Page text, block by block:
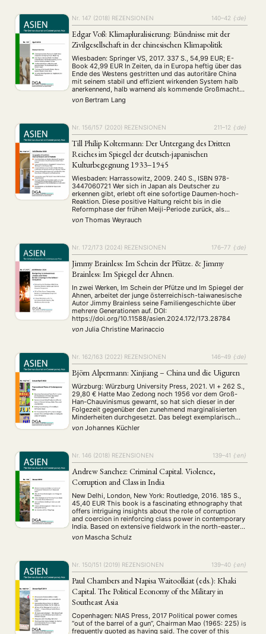
Nr. 147 (2018) REZENSIONEN 140–42 {:de}
Edgar Voß: Klimapluralisierung: Bündnisse mit der
Zivilgesellschaft in der chinesischen Klimapolitik
Wiesbaden: Springer VS, 2017. 337 S., 54,99 EUR; E-
Book 42,99 EUR In Zeiten, da in Europa heftig über das
Ende des Westens gestritten und das autoritäre China
mit seinem stabil und effizient wirkenden System halb
anerkennend, halb warnend als kommende Großmacht
des 21. Jahrhunderts betrachtet wird, hinterfragt Edgar
Voß am Fallbeispiel der Klimapolitik auf interessante …
von Bertram Lang
Nr. 156/157 (2020) REZENSIONEN 211–12 {:de}
Till Philip Koltermann: Der Untergang des Dritten
Reiches im Spiegel der deutsch-japanischen
Kulturbegegnung 1933–1945
Wiesbaden: Harrassowitz, 2009. 240 S., ISBN 978-
3447060721 Wer sich in Japan als Deutscher zu
erkennen gibt, erlebt oft eine sofortige Daumen-hoch-
Reaktion. Diese positive Haltung reicht bis in die
Reformphase der frühen Meiji-Periode zurück, als
Japans Modernisierung das Vorbild Deutschland
entdeckt hatte, und erlebte in der Phase des Anti-
von Thomas Weyrauch
Nr. 172/173 (2024) REZENSIONEN 176–77 {:de}
Jimmy Brainless: Im Schein der Pfütze. & Jimmy
Brainless: Im Spiegel der Ahnen.
In zwei Werken, Im Schein der Pfütze und Im Spiegel der
Ahnen, arbeitet der junge österreichisch-taiwanesische
Autor Jimmy Brainless seine Familiengeschichte über
mehrere Generationen auf. DOI:
https://doi.org/10.11588/asien.2024.172/173.28784
von Julia Christine Marinaccio
Nr. 162/163 (2022) REZENSIONEN 146–49 {:de}
Björn Alpermann: Xinjiang – China und die Uiguren
Würzburg: Würzburg University Press, 2021. VI + 262 S.,
29,80 € Hatte Mao Zedong noch 1956 vor dem Groß-
Han-Chauvinismus gewarnt, so hat sich dieser in der
Folgezeit gegenüber den zunehmend marginalisierten
Minderheiten durchgesetzt. Das belegt exemplarisch
das vorliegende Buch mit der Rekonstruktion des
Wechselspiels zwischen dem Einparteienstaat und
von Johannes Küchler
Nr. 146 (2018) REZENSIONEN 139–41 {:en}
Andrew Sanchez: Criminal Capital. Violence,
Corruption and Class in India
New Delhi, London, New York: Routledge, 2016. 185 S.,
45,40 EUR This book is a fascinating ethnography that
offers intriguing insights about the role of corruption
and coercion in reinforcing class power in contemporary
India. Based on extensive fieldwork in the north-eastern
steel town Jamshedpur, Andrew Sanchez explores emic
discourses of the labour force about …
von Mascha Schulz
Nr. 150/151 (2019) REZENSIONEN 139–40 {:en}
Paul Chambers and Napisa Waitoolkiat (eds.): Khaki
Capital. The Political Economy of the Military in
Southeast Asia
Copenhagen: NIAS Press, 2017 Political power comes
“out of the barrel of a gun”, Chairman Mao (1965: 225) is
frequently quoted as having said. The cover of this